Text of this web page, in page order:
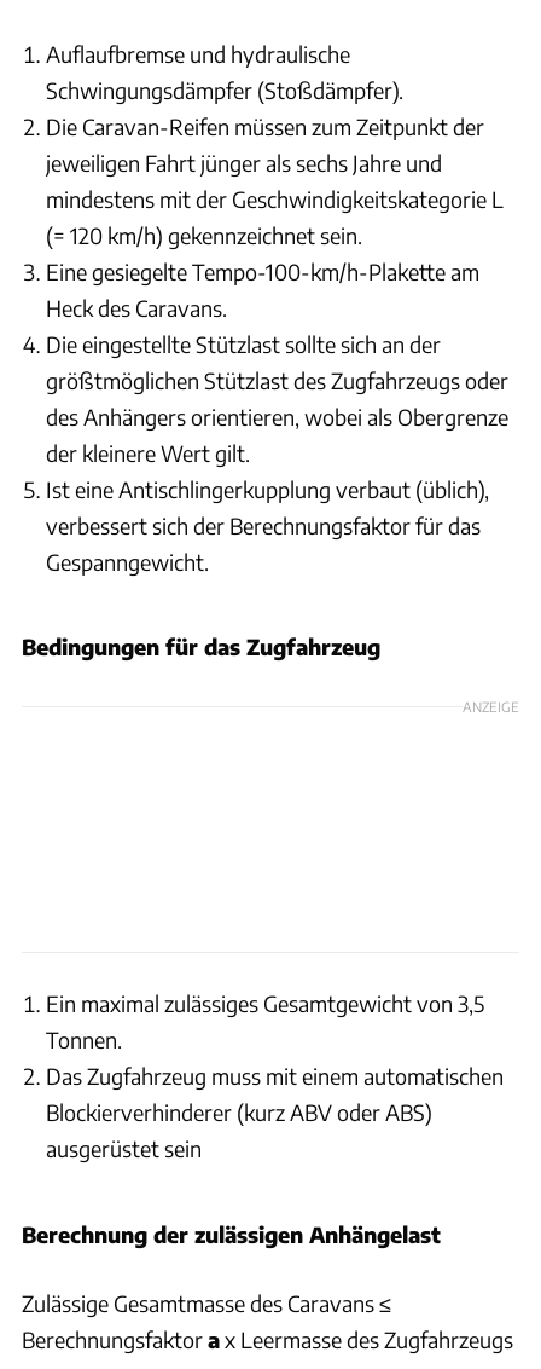
Auflaufbremse und hydraulische
Schwingungsdämpfer (Stoßdämpfer).
Die Caravan-Reifen müssen zum Zeitpunkt der
jeweiligen Fahrt jünger als sechs Jahre und
mindestens mit der Geschwindigkeitskategorie L
(= 120 km/h) gekennzeichnet sein.
Eine gesiegelte Tempo-100-km/h-Plakette am
Heck des Caravans.
Die eingestellte Stützlast sollte sich an der
größtmöglichen Stützlast des Zugfahrzeugs oder
des Anhängers orientieren, wobei als Obergrenze
der kleinere Wert gilt.
Ist eine Antischlingerkupplung verbaut (üblich),
verbessert sich der Berechnungsfaktor für das
Gespanngewicht.
Bedingungen für das Zugfahrzeug
ANZEIGE
Ein maximal zulässiges Gesamtgewicht von 3,5
Tonnen.
Das Zugfahrzeug muss mit einem automatischen
Blockierverhinderer (kurz ABV oder ABS)
ausgerüstet sein
Berechnung der zulässigen Anhängelast
Zulässige Gesamtmasse des Caravans ≤
Berechnungsfaktorax Leermasse des Zugfahrzeugs